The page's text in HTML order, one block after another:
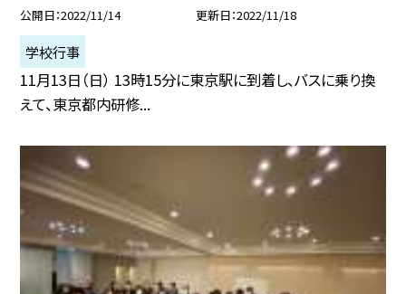
公開日 2022/11/14 更新日 2022/11/18
学校行事
11月13日（日） 13時15分に東京駅に到着し、バスに乗り換
えて、東京都内研修...